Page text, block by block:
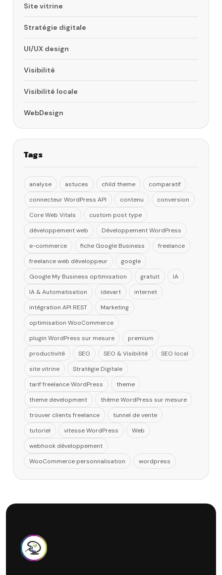
Site vitrine
Stratégie digitale
UI/UX design
Visibilité
Visibilité locale
WebDesign
Tags
analyse astuces child theme
comparatif
connecteur WordPress API
contenu
conversion
Core Web Vitals
custom post type
développement web
Développement WordPress
e-commerce
fiche Google Business
freelance
freelance web développeur
google
Google My Business optimisation
gratuit
IA
IA & Automatisation
idevart
internet
intégration API REST
Marketing
optimisation WooCommerce
plugin WordPress sur mesure
premium
productivité
SEO SEO & Visibilité
SEO local
site vitrine
Stratégie Digitale
tarif freelance WordPress
theme
theme development
thème WordPress sur mesure
trouver clients freelance
tunnel de vente
tutoriel
vitesse WordPress
Web
webhook développement
WooCommerce personnalisation
wordpress